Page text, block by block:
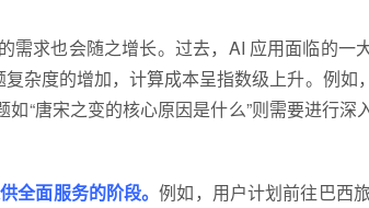
求也会随之增长。过去，AI 应用面临的一
杂度的增加，计算成本呈指数级上升。例如
“唐宋之变的核心原因是什么”则需要进行深
全面服务的阶段。例如，用户计划前往巴西